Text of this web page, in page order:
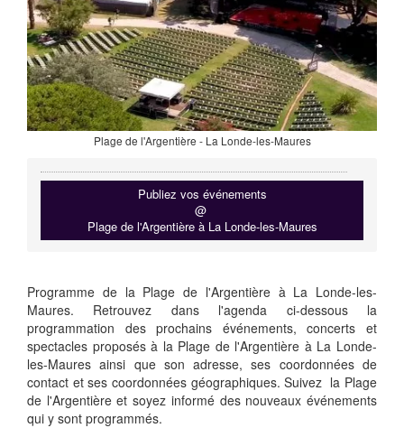
Plage de l'Argentière - La Londe-les-Maures
Publiez vos événements
@
Plage de l'Argentière à La Londe-les-Maures
Programme de la Plage de l'Argentière à La Londe-les-
Maures. Retrouvez dans l'agenda ci-dessous la
programmation des prochains événements, concerts et
spectacles proposés à la Plage de l'Argentière à La Londe-
les-Maures ainsi que son adresse, ses coordonnées de
contact et ses coordonnées géographiques. Suivez la Plage
de l'Argentière et soyez informé des nouveaux événements
qui y sont programmés.